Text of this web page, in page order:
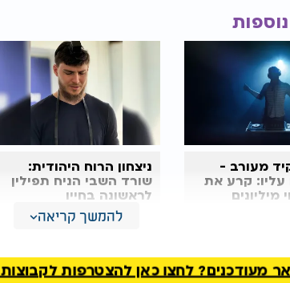
מעורב -
עליו: קרע את
מיליונים
ניצחון הרוח היהודית:
שורד השבי הניח תפילין
לראשונה בחייו
יודע למה זה קרה. לפעמים אני מרגיש חסר
להמשך קריאה
מעודכנים? לחצו כאן להצטרפות לקבוצות